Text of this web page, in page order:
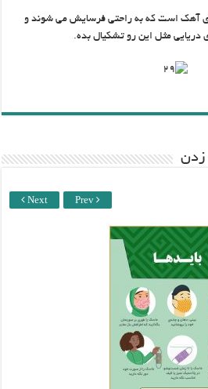
آهک است که به راحتی فرسایش می شوند و
دریایی مثل این رو تشکیال بده.
زدن
Next Prev